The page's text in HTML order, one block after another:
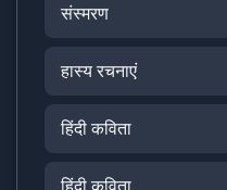
संस्मरण
हास्य रचनाएं
हिंदी कविता